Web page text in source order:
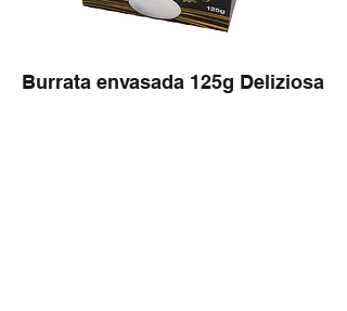
Burrata envasada 125g Deliziosa